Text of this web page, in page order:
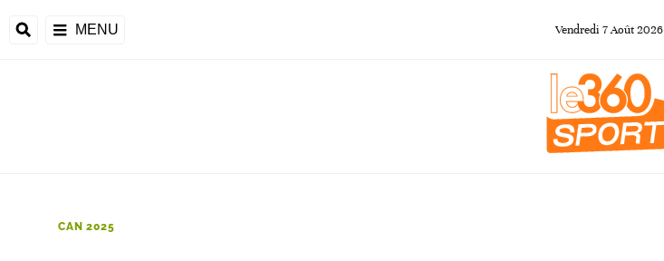
MENU Vendredi 7Août 2026
CAN 2025